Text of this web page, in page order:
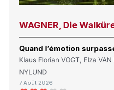
WAGNER, Die
Quand l’émotion
Klaus Florian VOGT, Elza VAN
NYLUND
7 Août 2026